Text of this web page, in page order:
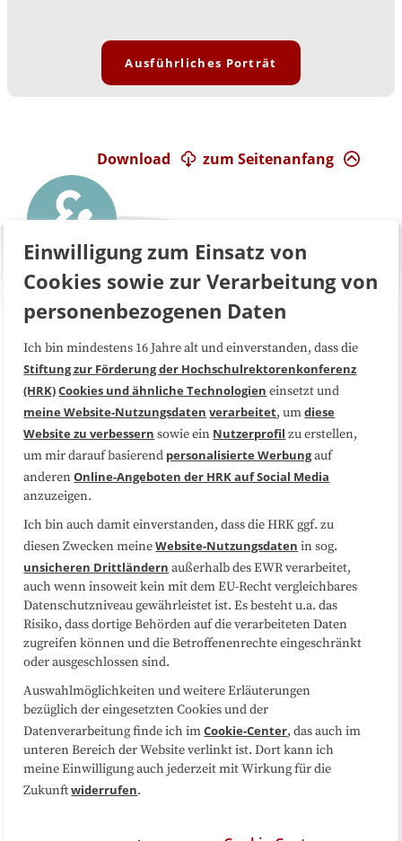
Ausführliches Porträt
zum Seitenanfang
Download
Über uns FAQ
Medienarbeit Kooperationen
Datenschutzerklärung Impressum
Sitemap
Folgen Sie uns
Einwilligung zum Einsatz von
Cookies sowie zur Verarbeitung von
personenbezogenen Daten
Ich bin mindestens 16 Jahre alt und einverstanden, dass die
Stiftung zur Förderung der Hochschulrektorenkonferenz
(HRK)Cookies und ähnliche Technologien einsetzt und
meine Website-Nutzungsdaten verarbeitet, umdiese
Website zu verbessern sowie ein Nutzerprofil zu erstellen,
um mir darauf basierend personalisierte Werbungauf
anderenOnline-Angeboten der HRK auf Social Media
anzuzeigen.
Ich bin auch damit einverstanden, dass die HRK ggf. zu
diesen Zwecken meineWebsite-Nutzungsdaten in sog.
unsicheren Drittländern außerhalb des EWR verarbeitet,
auch wenn insoweit kein mit dem EU-Recht vergleichbares
Datenschutzniveau gewährleistet ist. Es besteht u.a. das
Risiko, dass dortige Behörden auf die verarbeiteten Daten
zugreifen können und die Betroffenenrechte eingeschränkt
oder ausgeschlossen sind.
Auswahlmöglichkeiten und weitere Erläuterungen
bezüglich der eingesetzten Cookies und der
Datenverarbeitung finde ich imCookie-Center, das auch im
unteren Bereich der Website verlinkt ist. Dort kann ich
meine Einwilligung auch jederzeit mit Wirkung für die
Zukunftwiderrufen.